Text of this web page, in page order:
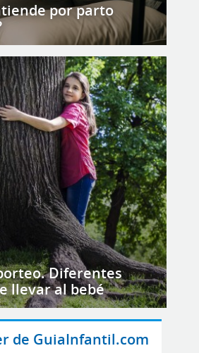
por parto
Diferentes
llevar al bebé
de GuiaInfantil.com